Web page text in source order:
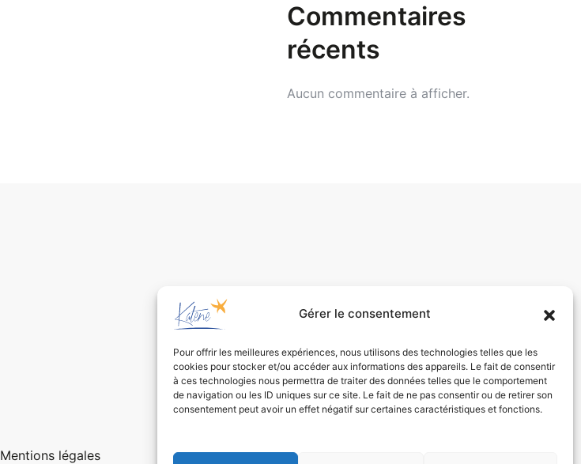
Gérer le consentement
Pour offrir les meilleures expériences, nous utilisons des technologies telles que les
cookies pour stocker et/ou accéder aux informations des appareils. Le fait de consentir
à ces technologies nous permettra de traiter des données telles que le comportement
de navigation ou les ID uniques sur ce site. Le fait de ne pas consentir ou de retirer son
consentement peut avoir un effet négatif sur certaines caractéristiques et fonctions.
Commentaires
récents
Aucun commentaire à afficher.
Mentions légales